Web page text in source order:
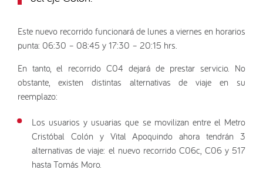
Este nuevo recorrido funcionará de lunes a viernes en horarios
punta: 06:30 – 08:45 y 17:30 – 20:15 hrs.
En tanto, el recorrido C04 dejará de prestar servicio. No
obstante, existen distintas alternativas de viaje en su
reemplazo:
Los usuarios y usuarias que se movilizan entre el Metro
Cristóbal Colón y Vital Apoquindo ahora tendrán 3
alternativas de viaje: el nuevo recorrido C06c, C06 y 517
hasta Tomás Moro.